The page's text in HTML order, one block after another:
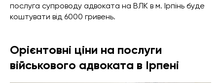
послуга супроводу адвоката на ВЛК в м. Ірпінь буде
коштувати від 6000 гривень.
Орієнтовні ціни на послуги
військового адвоката в Ірпені